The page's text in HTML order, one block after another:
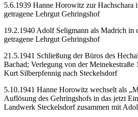
5.6.1939 Hanne Horowitz zur
getragene Lehrgut Gehringshof
19.2.1940 Adolf Seligmann als Madrich
getragene Lehrgut Gehringshof
21.5.1941 Schließung der Büros des
Bachad; Verlegung von der Meinekestraße
Kurt Silberpfennig nach Steckelsdorf
5.10.1941 Hanne Horowitz wechselt als
Auflösung des Gehringshofs in das jetzt
Landwerk Steckelsdorf zusammen mit